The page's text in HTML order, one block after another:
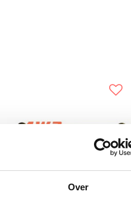
Over